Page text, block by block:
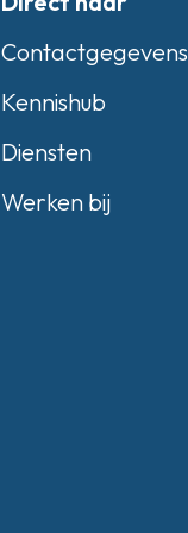
Contactgegevens
Kennishub
Diensten
Werken bij